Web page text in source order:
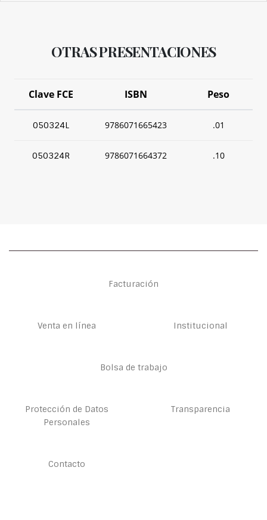
OTRAS PRESENTACIONES
Clave FCE ISBN Peso
050324L 9786071665423 .01
050324R 9786071664372 .10
Facturación
Venta en línea Institucional
Bolsa de trabajo
Protección de Datos
Personales
Transparencia
Contacto